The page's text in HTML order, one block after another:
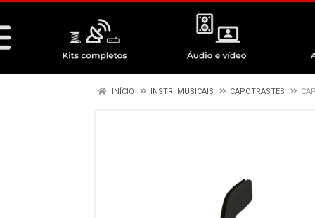
INÍCIO INSTR. MUSICAIS CAPOTRASTES